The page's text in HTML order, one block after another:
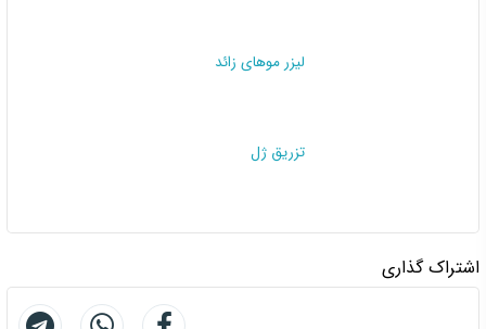
لیزر موهای زائد
تزریق ژل
اشتراک گذاری